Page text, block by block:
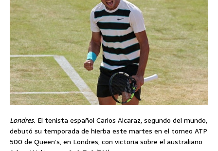
Londres. El tenista español Carlos Alcaraz, segundo del mundo,
debutó su temporada de hierba este martes en el torneo ATP
500 de Queen’s, en Londres, con victoria sobre el australiano